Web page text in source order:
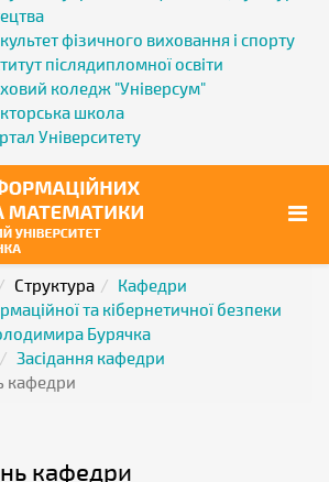
фізичного виховання і спорту
післядипломної освіти
коледж "Універсум"
школа
Університету
Структура
Кафедри
та кібернетичної безпеки
Бурячка
Засідання кафедри
кафедри
кафедри